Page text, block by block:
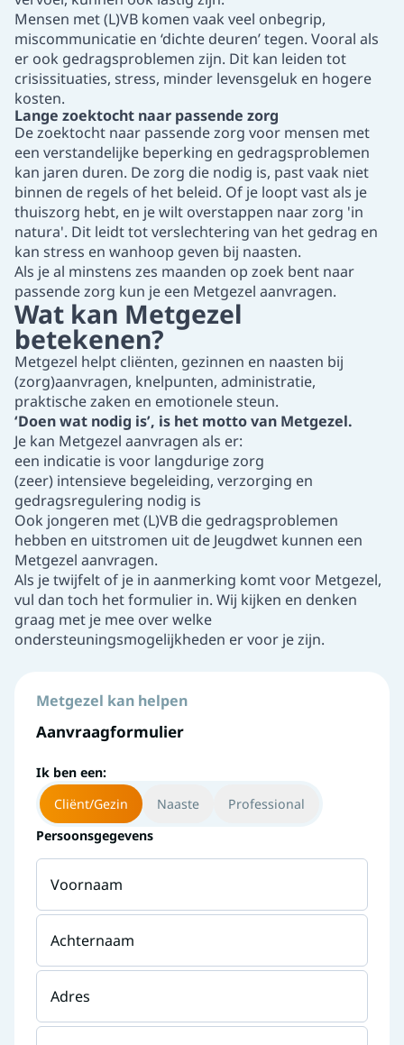
Mensen met (L)VB komen vaak veel onbegrip,
miscommunicatie en ‘dichte deuren’ tegen. Vooral als
er ook gedragsproblemen zijn. Dit kan leiden tot
crisissituaties, stress, minder levensgeluk en hogere
kosten.
Lange zoektocht naar passende zorg
De zoektocht naar passende zorg voor mensen met
een verstandelijke beperking en gedragsproblemen
kan jaren duren. De zorg die nodig is, past vaak niet
binnen de regels of het beleid. Of je loopt vast als je
thuiszorg hebt, en je wilt overstappen naar zorg 'in
natura'. Dit leidt tot verslechtering van het gedrag en
kan stress en wanhoop geven bij naasten.
Als je al minstens zes maanden op zoek bent naar
passende zorg kun je een Metgezel aanvragen.
Wat kan Metgezel
betekenen?
Metgezel helpt cliënten, gezinnen en naasten bij
(zorg)aanvragen, knelpunten, administratie,
praktische zaken en emotionele steun.
‘Doen wat nodig is’, is het motto van Metgezel.
Je kan Metgezel aanvragen als er:
een indicatie is voor langdurige zorg
(zeer) intensieve begeleiding, verzorging en
gedragsregulering nodig is
Ook jongeren met (L)VB die gedragsproblemen
hebben en uitstromen uit de Jeugdwet kunnen een
Metgezel aanvragen.
Als je twijfelt of je in aanmerking komt voor Metgezel,
vul dan toch het formulier in. Wij kijken en denken
graag met je mee over welke
ondersteuningsmogelijkheden er voor je zijn.
Metgezel kan helpen
Aanvraagformulier
Ik ben een:
Cliënt/Gezin
Naaste
Professional
Persoonsgegevens
Voornaam
Achternaam
Adres